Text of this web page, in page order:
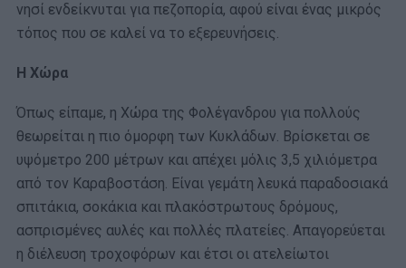
νησί ενδείκνυται για πεζοπορία, αφού είναι ένας μικρός
τόπος που σε καλεί να το εξερευνήσεις.
Η Χώρα
Όπως είπαμε, η Χώρα της Φολέγανδρου για πολλούς
θεωρείται η πιο όμορφη των Κυκλάδων. Βρίσκεται σε
υψόμετρο 200 μέτρων και απέχει μόλις 3,5 χιλιόμετρα
από τον Καραβοστάση. Είναι γεμάτη λευκά παραδοσιακά
σπιτάκια, σοκάκια και πλακόστρωτους δρόμους,
ασπρισμένες αυλές και πολλές πλατείες. Απαγορεύεται
η διέλευση τροχοφόρων και έτσι οι ατελείωτοι